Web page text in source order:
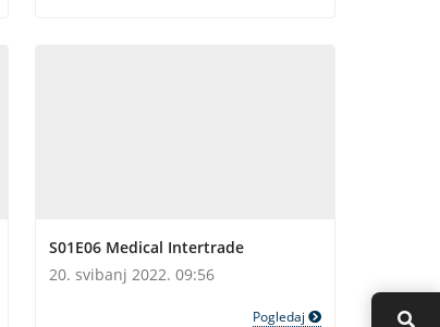
S01E06 Medical Intertrade
20. svibanj 2022. 09:56
Pogledaj